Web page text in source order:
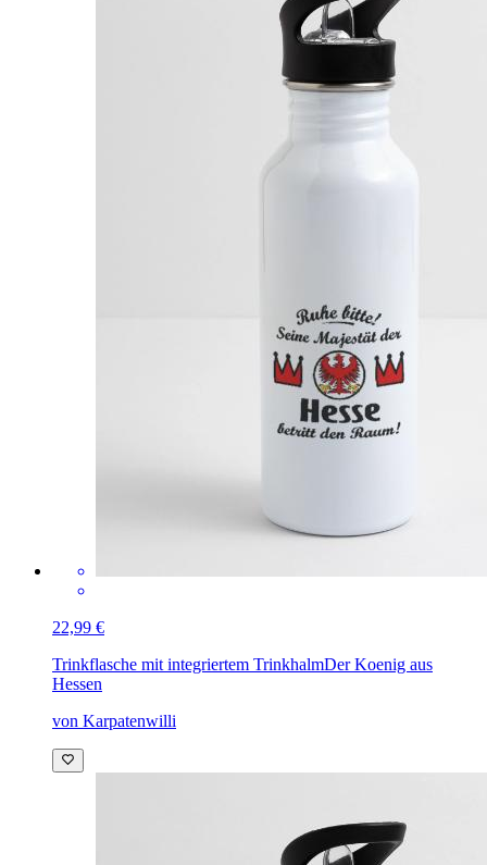
22,99 €
Trinkflasche mit integriertem TrinkhalmDer Koenig aus
Hessen
von Karpatenwilli